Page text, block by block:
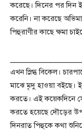
করেছে। দিনের পর
করেনি। না করেছে
পিহুরাণীর কাছে ক্ষমা
এখন স্নিগ্ধ বিকেল।
মাঝে মৃদু হাওয়া বইছে।
করতে। এই কয়েকদিনে
করতে হয়েছে দৌড়ের
দিনরাত পিহুকে কথা